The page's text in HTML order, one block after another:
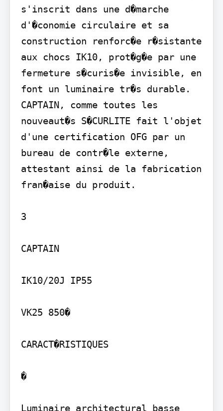
s'inscrit dans une d�marche
d'�conomie circulaire et sa
construction renforc�e r�sistante
aux chocs IK10, prot�g�e par une
fermeture s�curis�e invisible, en
font un luminaire tr�s durable.
CAPTAIN, comme toutes les
nouveaut�s S�CURLITE fait l'objet
d'une certification OFG par un
bureau de contr�le externe,
attestant ainsi de la fabrication
fran�aise du produit.
3
CAPTAIN
IK10/20J IP55
VK25 850�
CARACT�RISTIQUES
�
Luminaire architectural basse